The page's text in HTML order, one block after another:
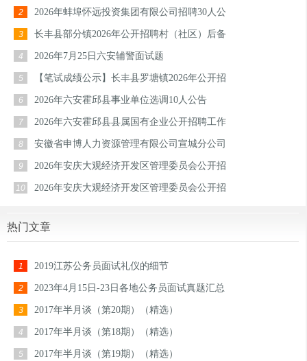
2 2026年蚌埠怀远投资集团有限公司招聘30人公
3 长丰县部分镇2026年公开招聘村（社区）后备
4 2026年7月25日六安辅警面试题
5 【笔试成绩公示】长丰县罗塘镇2026年公开招
6 2026年六安霍邱县事业单位选调10人公告
7 2026年六安霍邱县县属国有企业公开招聘工作
8 安徽省申博人力资源管理有限公司宣城分公司
9 2026年安庆大观经济开发区管理委员会公开招
10 2026年安庆大观经济开发区管理委员会公开招
热门文章
1 2019江苏公务员面试礼仪的细节
2 2023年4月15日-23日各地公务员面试真题汇总
3 2017年半月谈（第20期）（精选）
4 2017年半月谈（第18期）（精选）
5 2017年半月谈（第19期）（精选）